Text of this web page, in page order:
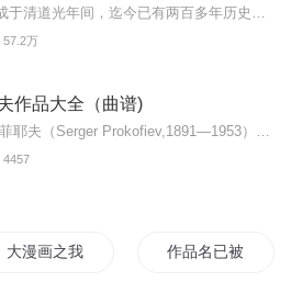
57.2万
作品大全（曲谱)
4457
大漫画之我是作者 作品名已被占用